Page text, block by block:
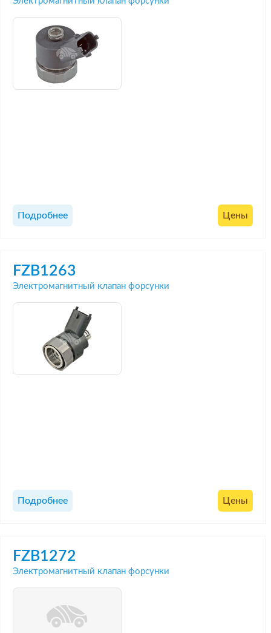
Подробнее Цены
FZB1263
Электромагнитный клапан форсунки
Подробнее Цены
FZB1272
Электромагнитный клапан форсунки